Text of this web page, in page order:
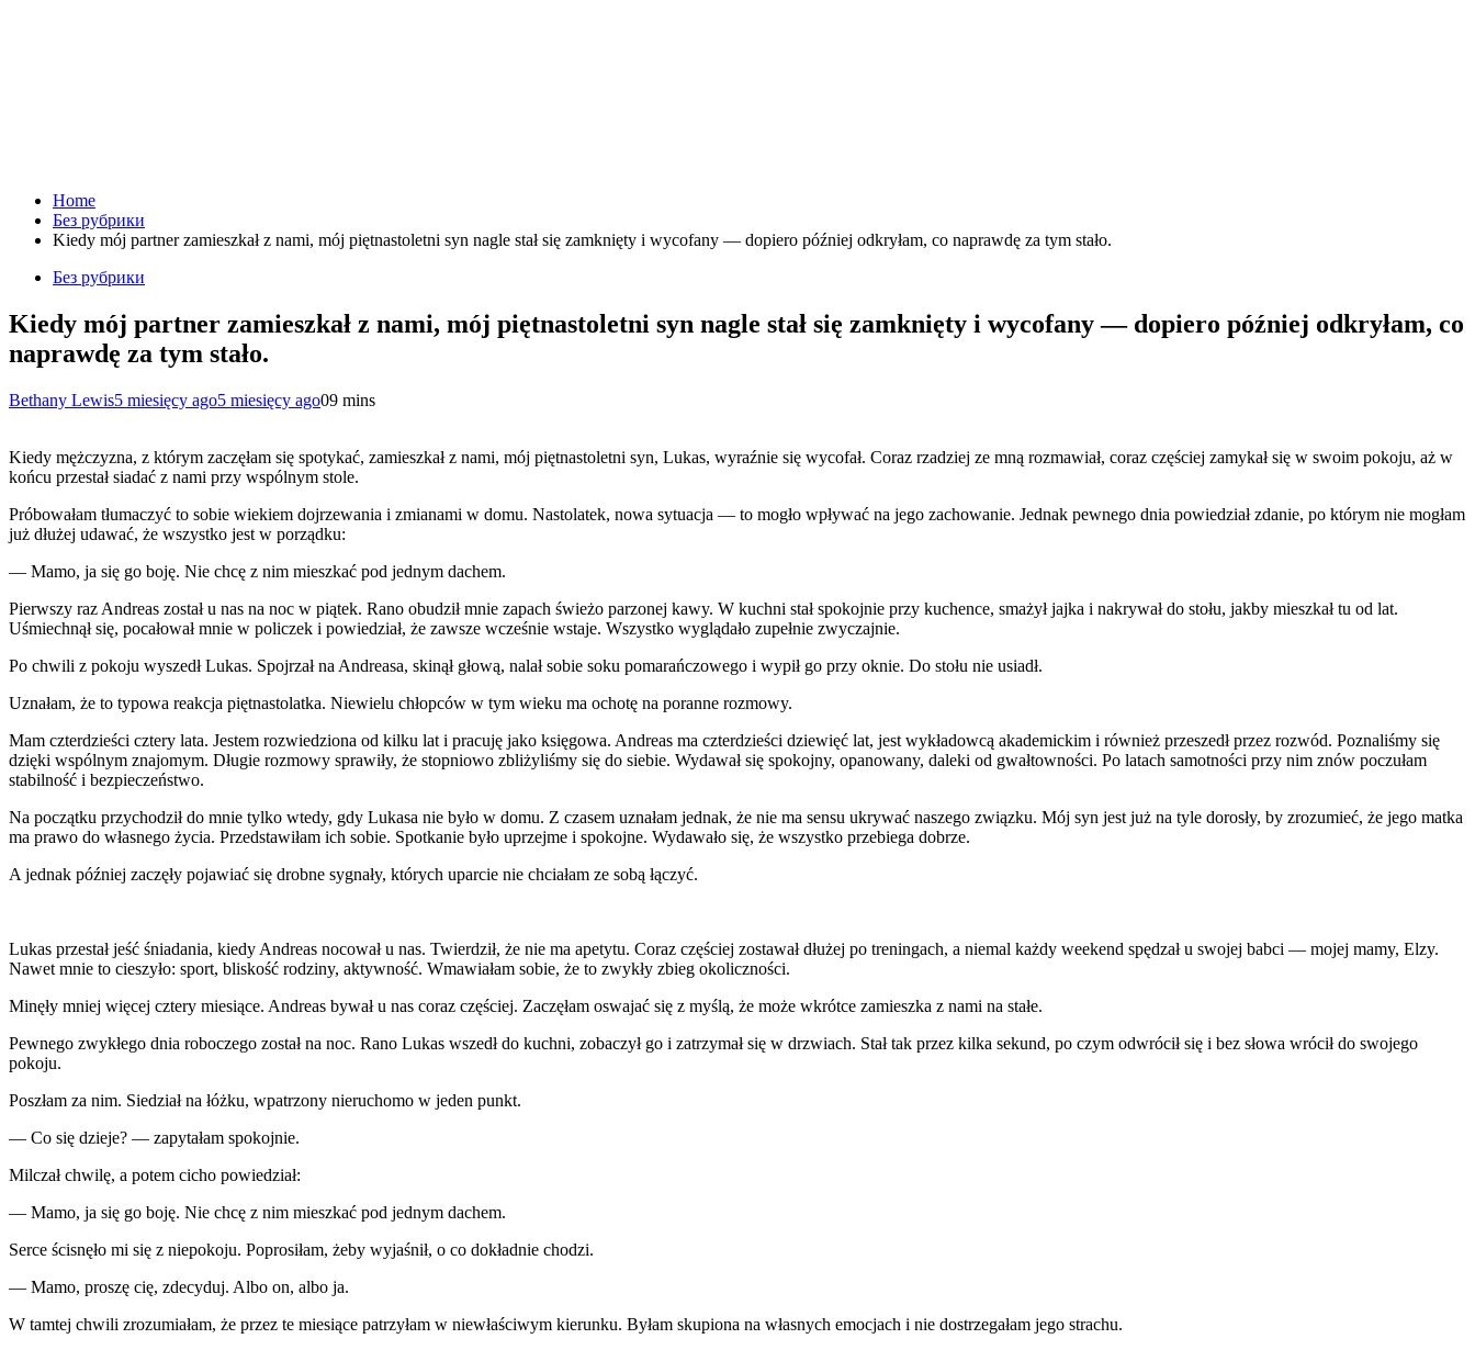
Home
Без рубрики
Kiedy mój partner zamieszkał z nami, mój piętnastoletni syn nagle stał się zamknięty i wycofany — dopiero później odkryłam, co naprawdę za tym stało.
Без рубрики
Kiedy mój partner zamieszkał z nami, mój piętnastoletni syn nagle stał się zamknięty i wycofany — dopiero później odkryłam, co
naprawdę za tym stało.
Bethany Lewis5 miesięcy ago5 miesięcy ago09 mins
Kiedy mężczyzna, z którym zaczęłam się spotykać, zamieszkał z nami, mój piętnastoletni syn, Lukas, wyraźnie się wycofał. Coraz rzadziej ze mną rozmawiał, coraz częściej zamykał się w swoim pokoju, aż w
końcu przestał siadać z nami przy wspólnym stole.
Próbowałam tłumaczyć to sobie wiekiem dojrzewania i zmianami w domu. Nastolatek, nowa sytuacja — to mogło wpływać na jego zachowanie. Jednak pewnego dnia powiedział zdanie, po którym nie mogłam
już dłużej udawać, że wszystko jest w porządku:
— Mamo, ja się go boję. Nie chcę z nim mieszkać pod jednym dachem.
Pierwszy raz Andreas został u nas na noc w piątek. Rano obudził mnie zapach świeżo parzonej kawy. W kuchni stał spokojnie przy kuchence, smażył jajka i nakrywał do stołu, jakby mieszkał tu od lat.
Uśmiechnął się, pocałował mnie w policzek i powiedział, że zawsze wcześnie wstaje. Wszystko wyglądało zupełnie zwyczajnie.
Po chwili z pokoju wyszedł Lukas. Spojrzał na Andreasa, skinął głową, nalał sobie soku pomarańczowego i wypił go przy oknie. Do stołu nie usiadł.
Uznałam, że to typowa reakcja piętnastolatka. Niewielu chłopców w tym wieku ma ochotę na poranne rozmowy.
Mam czterdzieści cztery lata. Jestem rozwiedziona od kilku lat i pracuję jako księgowa. Andreas ma czterdzieści dziewięć lat, jest wykładowcą akademickim i również przeszedł przez rozwód. Poznaliśmy się
dzięki wspólnym znajomym. Długie rozmowy sprawiły, że stopniowo zbliżyliśmy się do siebie. Wydawał się spokojny, opanowany, daleki od gwałtowności. Po latach samotności przy nim znów poczułam
stabilność i bezpieczeństwo.
Na początku przychodził do mnie tylko wtedy, gdy Lukasa nie było w domu. Z czasem uznałam jednak, że nie ma sensu ukrywać naszego związku. Mój syn jest już na tyle dorosły, by zrozumieć, że jego matka
ma prawo do własnego życia. Przedstawiłam ich sobie. Spotkanie było uprzejme i spokojne. Wydawało się, że wszystko przebiega dobrze.
A jednak później zaczęły pojawiać się drobne sygnały, których uparcie nie chciałam ze sobą łączyć.
Lukas przestał jeść śniadania, kiedy Andreas nocował u nas. Twierdził, że nie ma apetytu. Coraz częściej zostawał dłużej po treningach, a niemal każdy weekend spędzał u swojej babci — mojej mamy, Elzy.
Nawet mnie to cieszyło: sport, bliskość rodziny, aktywność. Wmawiałam sobie, że to zwykły zbieg okoliczności.
Minęły mniej więcej cztery miesiące. Andreas bywał u nas coraz częściej. Zaczęłam oswajać się z myślą, że może wkrótce zamieszka z nami na stałe.
Pewnego zwykłego dnia roboczego został na noc. Rano Lukas wszedł do kuchni, zobaczył go i zatrzymał się w drzwiach. Stał tak przez kilka sekund, po czym odwrócił się i bez słowa wrócił do swojego
pokoju.
Poszłam za nim. Siedział na łóżku, wpatrzony nieruchomo w jeden punkt.
— Co się dzieje? — zapytałam spokojnie.
Milczał chwilę, a potem cicho powiedział:
— Mamo, ja się go boję. Nie chcę z nim mieszkać pod jednym dachem.
Serce ścisnęło mi się z niepokoju. Poprosiłam, żeby wyjaśnił, o co dokładnie chodzi.
— Mamo, proszę cię, zdecyduj. Albo on, albo ja.
W tamtej chwili zrozumiałam, że przez te miesiące patrzyłam w niewłaściwym kierunku. Byłam skupiona na własnych emocjach i nie dostrzegałam jego strachu.